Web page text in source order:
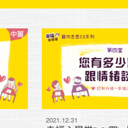
2021.12.31